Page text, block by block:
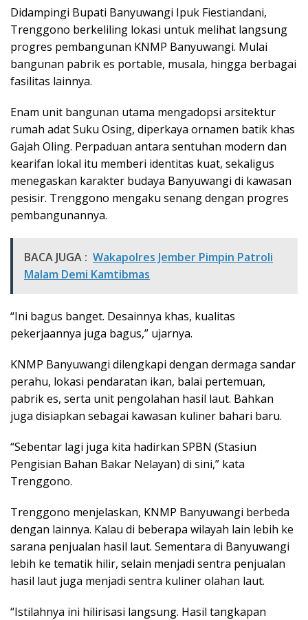
Didampingi Bupati Banyuwangi Ipuk Fiestiandani,
Trenggono berkeliling lokasi untuk melihat langsung
progres pembangunan KNMP Banyuwangi. Mulai
bangunan pabrik es portable, musala, hingga berbagai
fasilitas lainnya.
Enam unit bangunan utama mengadopsi arsitektur
rumah adat Suku Osing, diperkaya ornamen batik khas
Gajah Oling. Perpaduan antara sentuhan modern dan
kearifan lokal itu memberi identitas kuat, sekaligus
menegaskan karakter budaya Banyuwangi di kawasan
pesisir. Trenggono mengaku senang dengan progres
pembangunannya.
BACA JUGA : Wakapolres Jember Pimpin Patroli
Malam Demi Kamtibmas
“Ini bagus banget. Desainnya khas, kualitas
pekerjaannya juga bagus,” ujarnya.
KNMP Banyuwangi dilengkapi dengan dermaga sandar
perahu, lokasi pendaratan ikan, balai pertemuan,
pabrik es, serta unit pengolahan hasil laut. Bahkan
juga disiapkan sebagai kawasan kuliner bahari baru.
“Sebentar lagi juga kita hadirkan SPBN (Stasiun
Pengisian Bahan Bakar Nelayan) di sini,” kata
Trenggono.
Trenggono menjelaskan, KNMP Banyuwangi berbeda
dengan lainnya. Kalau di beberapa wilayah lain lebih ke
sarana penjualan hasil laut. Sementara di Banyuwangi
lebih ke tematik hilir, selain menjadi sentra penjualan
hasil laut juga menjadi sentra kuliner olahan laut.
“Istilahnya ini hilirisasi langsung. Hasil tangkapan